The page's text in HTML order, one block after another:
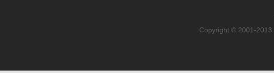
Copyright © 2001-2013